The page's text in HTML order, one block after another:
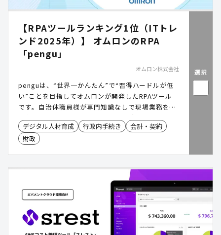
【RPAツールランキング1位（ITトレ
ンド2025年）】 オムロンのRPA
「pengu」
オムロン株式会社
penguは、“世界一かんたん”で“習得ハードルが低
い”ことを目指してオムロンが開発したRPAツール
です。自治体職員様が専門知識なしで現場業務を自
動化できるよう、マンツーマンの育成プログラムも
用意。業務効率化・人材育成・コスト削減を同時に
実現します。
デジタル人材育成 行政内手続き
会計・契約
財政
選択